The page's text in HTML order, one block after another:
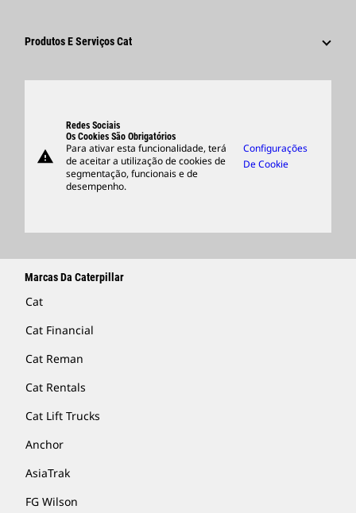
Inovação
Fornecedores
Produtos E Serviços Cat
Suporte
Merchandise
Encontrar Um Revendedor
warning
Redes Sociais
Os Cookies São Obrigatórios
Para ativar esta funcionalidade, terá
de aceitar a utilização de cookies de
segmentação, funcionais e de
desempenho.
Configurações
De Cookie
Marcas Da Caterpillar
Cat
Cat Financial
Cat Reman
Cat Rentals
Cat Lift Trucks
Anchor
AsiaTrak
FG Wilson